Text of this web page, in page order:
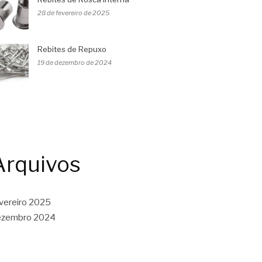
28 de fevereiro de 2025
Rebites de Repuxo
19 de dezembro de 2024
2025
2024